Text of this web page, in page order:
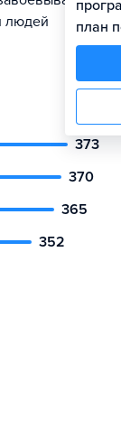
людей
373
370
365
352
план